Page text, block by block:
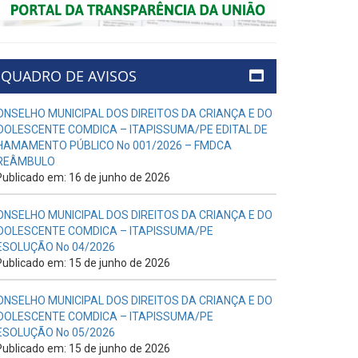
QUADRO DE AVISOS
MUNICIPAL DOS DIREITOS DA CRIANÇA E DO
COMDICA – ITAPISSUMA/PE EDITAL DE
PÚBLICO No 001/2026 – FMDCA
em: 16 de junho de 2026
MUNICIPAL DOS DIREITOS DA CRIANÇA E DO
COMDICA – ITAPISSUMA/PE
No 04/2026
em: 15 de junho de 2026
MUNICIPAL DOS DIREITOS DA CRIANÇA E DO
COMDICA – ITAPISSUMA/PE
No 05/2026
em: 15 de junho de 2026